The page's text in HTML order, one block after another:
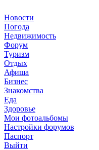
Новости
Погода
Недвижимость
Форум
Туризм
Отдых
Афиша
Бизнес
Знакомства
Еда
Здоровье
Мои фотоальбомы
Настройки форумов
Паспорт
Выйти